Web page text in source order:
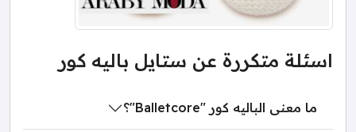
اسئلة متكررة عن ستايل باليه كور
ما معنى الباليه كور "Balletcore"؟